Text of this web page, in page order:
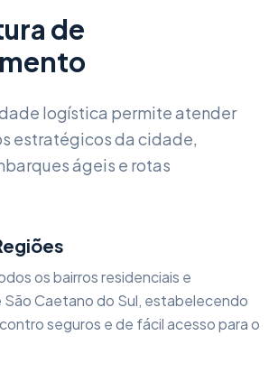
de
logística permite atender
estratégicos da cidade,
ágeis e rotas
os bairros residenciais e
São Caetano do Sul, estabelecendo
seguros e de fácil acesso para o